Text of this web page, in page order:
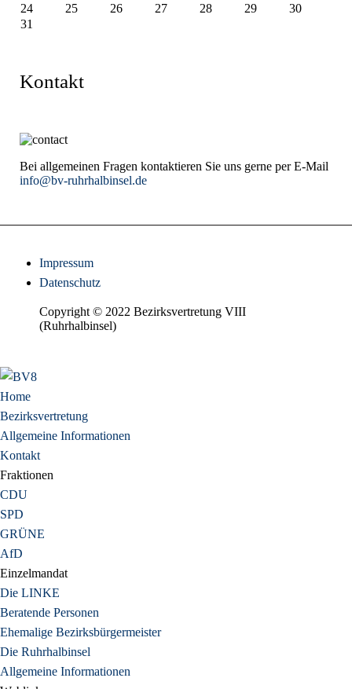
24
25 26 27 28 29
30
31
Kontakt
Bei allgemeinen Fragen kontaktieren Sie uns gerne per E-Mail
info@bv-ruhrhalbinsel.de
Impressum
Datenschutz
Copyright © 2022 Bezirksvertretung VIII
(Ruhrhalbinsel)
Home
Bezirksvertretung
Allgemeine Informationen
Kontakt
Fraktionen
CDU
SPD
GRÜNE
AfD
Einzelmandat
Die LINKE
Beratende Personen
Ehemalige Bezirksbürgermeister
Die Ruhrhalbinsel
Allgemeine Informationen